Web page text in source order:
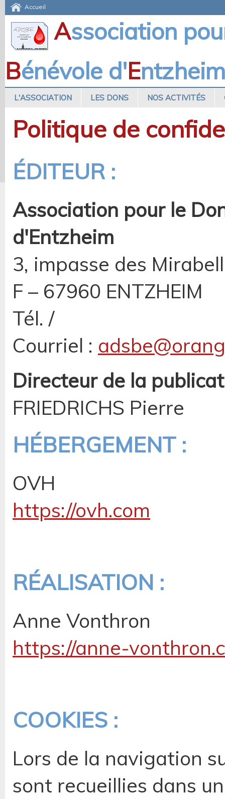
Accueil
Association
Bénévole d'Entzheim
L'ASSOCIATION LES DONS NOS ACTIVITÉS
Politique de
ÉDITEUR :
Association pour le
d'Entzheim
3, impasse des
F – 67960 ENTZHEIM
Tél. /
Courriel :
Directeur de la
FRIEDRICHS Pierre
HÉBERGEMENT :
OVH
https://ovh.com
RÉALISATION :
Anne Vonthron
https://anne-
COOKIES :
Lors de la navigation
sont recueillies dans